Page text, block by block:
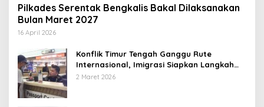
Pilkades Serentak Bengkalis Bakal Dilaksanakan
Bulan Maret 2027
16 April 2026
Konflik Timur Tengah Ganggu Rute
Internasional, Imigrasi Siapkan Langkah
Antisipatif
2 Maret 2026